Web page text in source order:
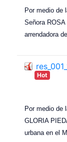
Por medio de
Señora
arrendadora
Hot
Por medio de
GLORIA
urbana en el